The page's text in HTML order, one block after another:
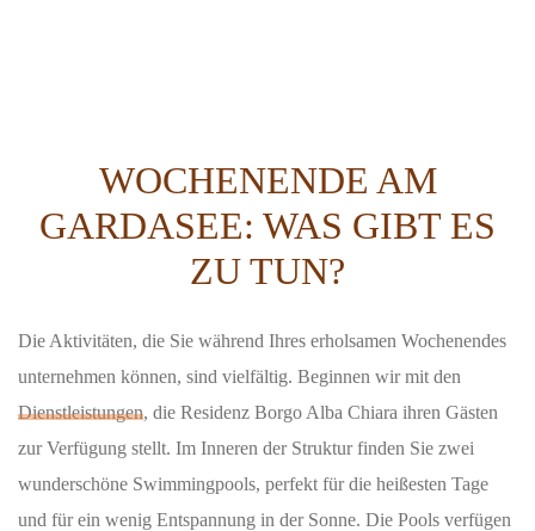
WOCHENENDE AM
GARDASEE: WAS GIBT ES
ZU TUN?
Die Aktivitäten, die Sie während Ihres erholsamen Wochenendes
unternehmen können, sind vielfältig. Beginnen wir mit den
Dienstleistungen, die Residenz Borgo Alba Chiara ihren Gästen
zur Verfügung stellt. Im Inneren der Struktur finden Sie zwei
wunderschöne Swimmingpools, perfekt für die heißesten Tage
und für ein wenig Entspannung in der Sonne. Die Pools verfügen